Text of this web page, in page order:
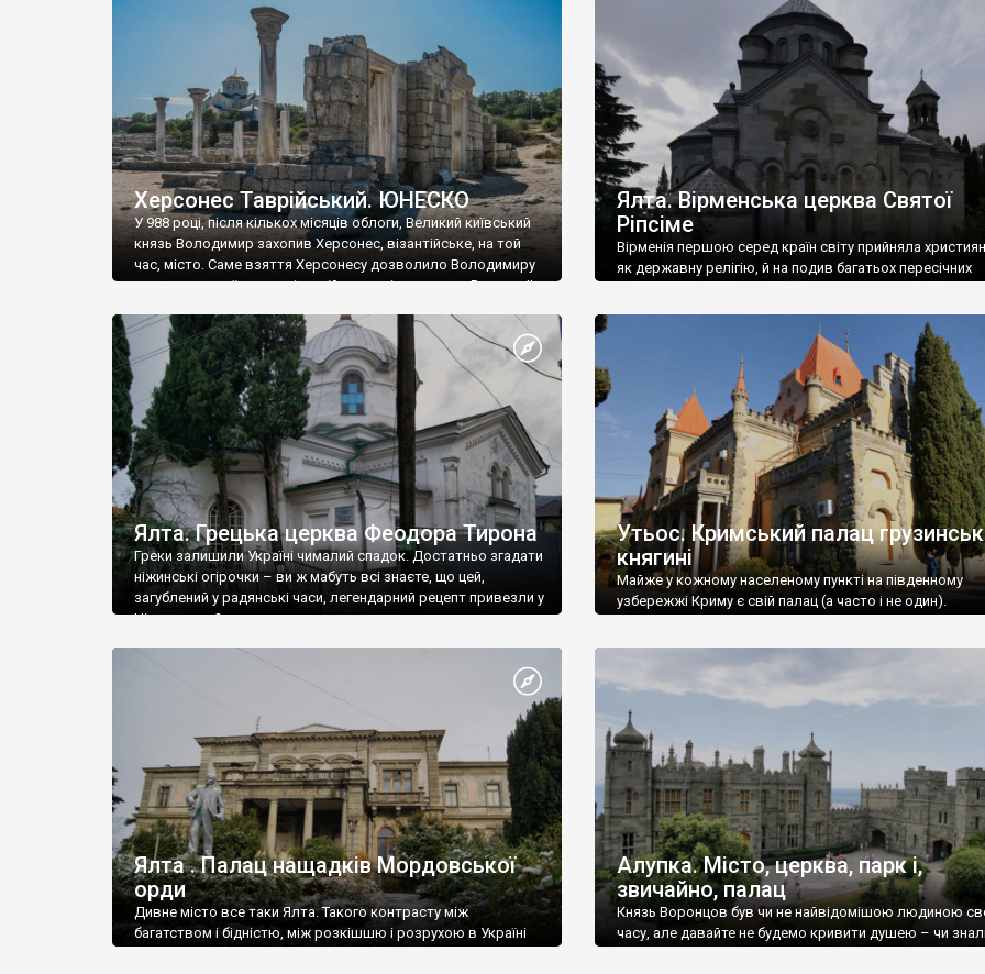
візантійської доби. Раритети викрадені з фондів об’єкту
культурної спадщини ЮНЕСКО «Херсонеса Таврійського».
Офіційно – на виставку «Золото Візантії», але експерти та
влада в Україні вважають це лише […]
називаються «повстяками» (postaki)…” “Вино. Крим
виробляє відмінне вино і його вдосталь: воно все
легке біле і дуже […]
Херсонес Таврійський. ЮНЕСКО
У 988 році, після кількох місяців облоги, Великий київський
князь Володимир захопив Херсонес, візантійське, на той
час, місто. Саме взяття Херсонесу дозволило Володимиру
диктувати свої умови візантійському імператору Василю ІІ,
Херсонесі Володимир-язичник, став Василем-
християнином. А потім було Хрещення Русі. На честь
Херсонесу Таврійського названо місто […]
Ялта. Вірменська церква Святої
Ріпсіме
Вірменія першою серед країн світу прийняла
як державну релігію, й на подив багатьох пересічних
Ялта. Грецька церква Феодора Тирона
Греки залишили Україні чималий спадок. Достатньо згадати
ніжинські огірочки – ви ж мабуть всі знаєте, що цей,
загублений у радянські часи, легендарний рецепт привезли у
Ніжин греки?
Утьос. Кримський палац
княгині
Майже у кожному населеному пункті на південному
узбережжі Криму є свій палац (а часто і не один).
Ялта . Палац нащадків Мордовської
орди
Дивне місто все таки Ялта. Такого контрасту між
багатством і бідністю, між розкішшю і розрухою в Україні
Алупка. Місто, церква, парк і,
звичайно, палац
Князь Воронцов був чи не найвідомішою людиною
часу, але давайте не будемо кривити душею – чи